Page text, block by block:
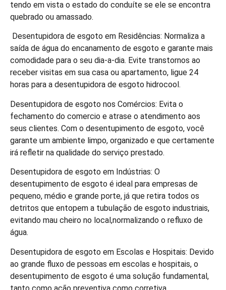
tendo em vista o estado do conduíte se ele se encontra
quebrado ou amassado.
Desentupidora de esgoto em Residências: Normaliza a
saída de água do encanamento de esgoto e garante mais
comodidade para o seu dia-a-dia. Evite transtornos ao
receber visitas em sua casa ou apartamento, ligue 24
horas para a desentupidora de esgoto hidrocool.
Desentupidora de esgoto nos Comércios: Evita o
fechamento do comercio e atrase o atendimento aos
seus clientes. Com o desentupimento de esgoto, você
garante um ambiente limpo, organizado e que certamente
irá refletir na qualidade do serviço prestado.
Desentupidora de esgoto em Indústrias: O
desentupimento de esgoto é ideal para empresas de
pequeno, médio e grande porte, já que retira todos os
detritos que entopem a tubulação de esgoto industriais,
evitando mau cheiro no local,normalizando o refluxo de
água.
Desentupidora de esgoto em Escolas e Hospitais: Devido
ao grande fluxo de pessoas em escolas e hospitais, o
desentupimento de esgoto é uma solução fundamental,
tanto como ação preventiva como corretiva.